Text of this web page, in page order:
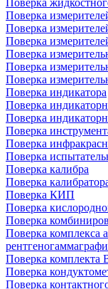
Поверка
Поверка
Поверка
Поверка
Поверка
Поверка
Поверка
Поверка индикатора
Поверка
Поверка
Поверка
Поверка
Поверка
Поверка калибра
Поверка
Поверка КИП
Поверка
Поверка
Поверка комплекса
Поверка
Поверка
Поверка